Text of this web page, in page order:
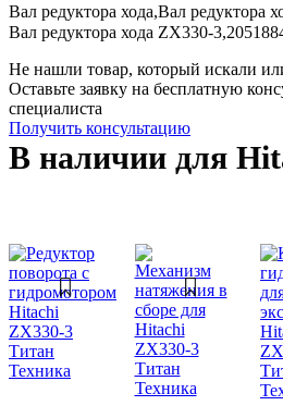
Вал редуктора хода,Вал редуктора
Вал редуктора хода ZX330-3,
Не нашли товар, который искали
Оставьте заявку на бесплатную
специалиста
Получить консультацию
В наличии для